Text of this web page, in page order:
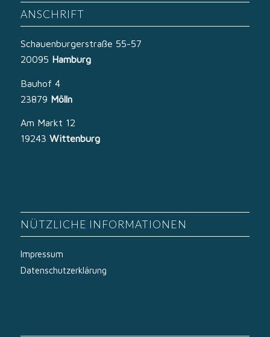
ANSCHRIFT
Schauenburgerstraße 55-57
20095 Hamburg
Bauhof 4
23879 Mölln
Am Markt 12
19243 Wittenburg
NÜTZLICHE INFORMATIONEN
Impressum
Datenschutzerklärung